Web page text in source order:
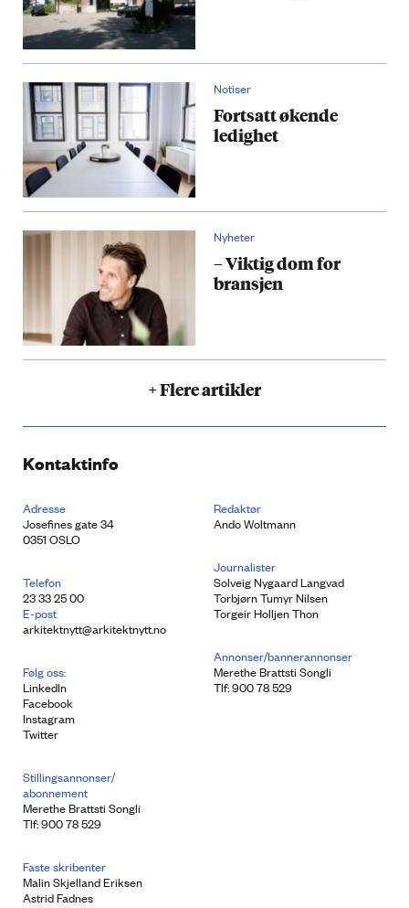
Notiser
Fortsatt økende
ledighet
Nyheter
– Viktig dom for
bransjen
+ Flere artikler
Kontaktinfo
Adresse
Josefines gate 34
0351 OSLO
Telefon
23 33 25 00
E-post
arkitektnytt@arkitektnytt.no
Følg oss:
LinkedIn
Facebook
Instagram
Twitter
Redaktør
Ando Woltmann
Journalister
Solveig Nygaard Langvad
Torbjørn Tumyr Nilsen
Torgeir Holljen Thon
Annonser/bannerannonser
Merethe Brattsti Songli
Tlf: 900 78 529
Stillingsannonser/
abonnement
Merethe Brattsti Songli
Tlf: 900 78 529
Faste skribenter
Malin Skjelland Eriksen
Astrid Fadnes